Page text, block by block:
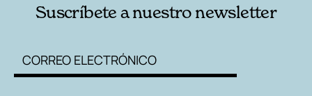
Suscríbete a nuestro newsletter